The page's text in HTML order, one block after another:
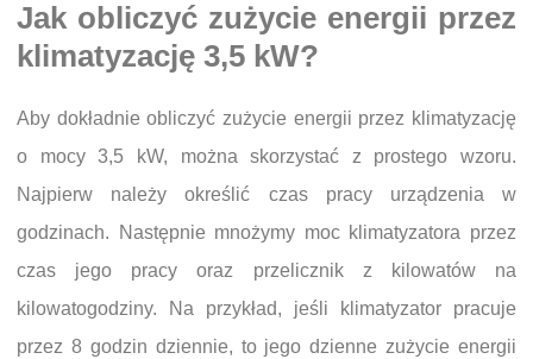
Jak obliczyć zużycie energii przez
klimatyzację 3,5 kW?
Aby dokładnie obliczyć zużycie energii przez klimatyzację
o mocy 3,5 kW, można skorzystać z prostego wzoru.
Najpierw należy określić czas pracy urządzenia w
godzinach. Następnie mnożymy moc klimatyzatora przez
czas jego pracy oraz przelicznik z kilowatów na
kilowatogodziny. Na przykład, jeśli klimatyzator pracuje
przez 8 godzin dziennie, to jego dzienne zużycie energii